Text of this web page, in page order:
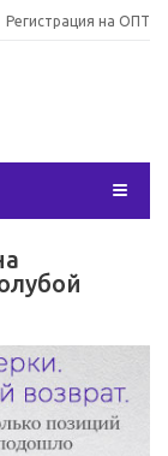
Регистрация на ОПТ